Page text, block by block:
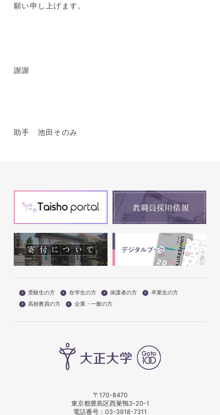
願い申し上げます。
謝謝
助手 池田そのみ
受験生の方 在学生の方 保護者の方
卒業生の方
高校教員の方
企業・一般の方
〒170-8470
東京都豊島区西巣鴨3-20-1
電話番号： 03-3918-7311